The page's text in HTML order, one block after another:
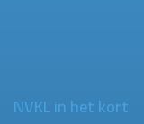
NVKL in het kort